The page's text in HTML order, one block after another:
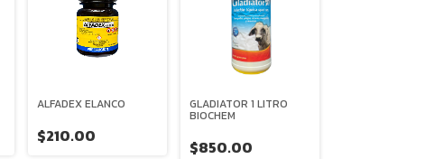
ALFADEX ELANCO
$210.00
GLADIATOR 1 LITRO
BIOCHEM
$850.00